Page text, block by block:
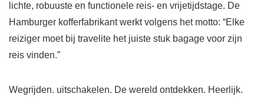
lichte, robuuste en functionele reis- en vrijetijdstage. De
Hamburger kofferfabrikant werkt volgens het motto: “Elke
reiziger moet bij travelite het juiste stuk bagage voor zijn
reis vinden.”
Wegrijden. uitschakelen. De wereld ontdekken. Heerlijk.